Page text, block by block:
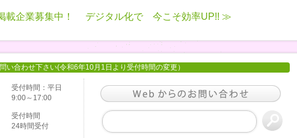
企業募集中！ デジタル化で 今こそ効率UP!! ≫
い合わせ下さい(令和6年10月1日より受付時間の変更）
受付時間：平日
9:00～17:00
受付時間
24時間受付